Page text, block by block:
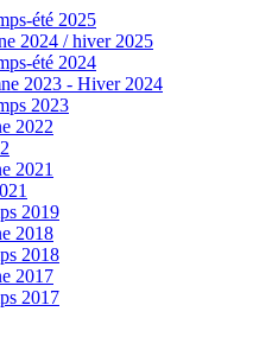
été 2025
2024 / hiver 2025
été 2024
2023 - Hiver 2024
2023
2022
2021
2019
2018
2018
2017
2017